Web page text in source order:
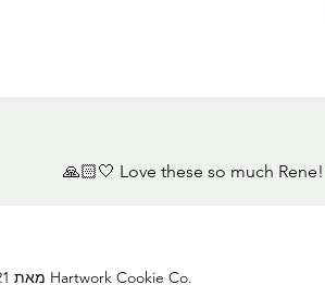
Love these so much Rene!
©2021 מאת Hartwork Cookie Co.